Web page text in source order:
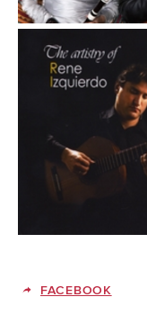
FACEBOOK